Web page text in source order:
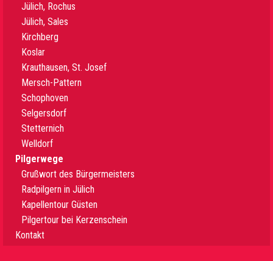
Jülich, Rochus
Jülich, Sales
Kirchberg
Koslar
Krauthausen, St. Josef
Mersch-Pattern
Schophoven
Selgersdorf
Stetternich
Welldorf
Pilgerwege
Grußwort des Bürgermeisters
Radpilgern in Jülich
Kapellentour Güsten
Pilgertour bei Kerzenschein
Kontakt